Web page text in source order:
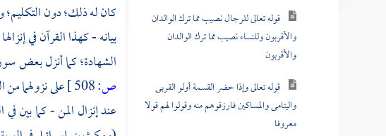
قوله تعالى للرجال نصيب مما ترك الوالدان
والأقربون وللنساء نصيب مما ترك الوالدان
والأقربون
قوله تعالى وإذا حضر القسمة أولو القربى
واليتامى والمساكين فارزقوهم منه وقولوا لهم قولا
معروفا
كان له ذلك؛ دون التكليم؛
بيانه - كهذا القرآن في
الشهادة؛ كما أنزل بعض
ص:
على نزولهما
عند إنزال المن - كما بين